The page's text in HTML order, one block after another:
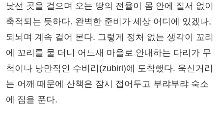
낯선 곳을 걸으며 오는 땅의 전율이 몸 안에 질서 없이
축적되는 듯하다. 완벽한 준비가 세상 어디에 있겠나,
되뇌며 계속 걸어 본다. 그렇게 정처 없는 생각이 꼬리
에 꼬리를 물 더니 어느새 마을로 안내하는 다리가 무
척이나 낭만적인 수비리(zubiri)에 도착했다. 욱신거리
는 어깨 때문에 산책은 잠시 접어두고 부랴부랴 숙소
에 짐을 푼다.